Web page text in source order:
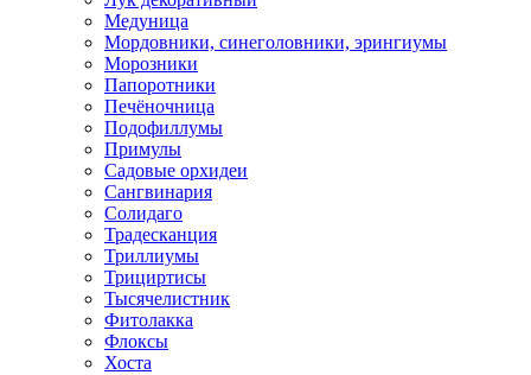
Медуница
Мордовники, синеголовники, эрингиумы
Морозники
Папоротники
Печёночница
Подофиллумы
Примулы
Садовые орхидеи
Сангвинария
Солидаго
Традесканция
Триллиумы
Трициртисы
Тысячелистник
Фитолакка
Флоксы
Хоста